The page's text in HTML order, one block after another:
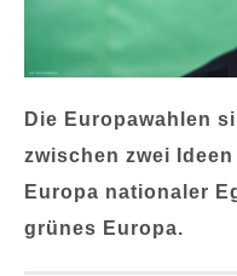
Die Europawahlen
zwischen zwei
Europa nationaler
grünes Europa.